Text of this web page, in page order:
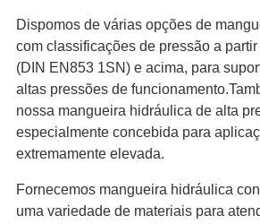
Dispomos de várias opções de
com classificações de pressão a
(DIN EN853 1SN) e acima, para
altas pressões de
nossa mangueira hidráulica de alta
especialmente concebida para
extremamente elevada.
Fornecemos mangueira hidráulica
uma variedade de materiais para